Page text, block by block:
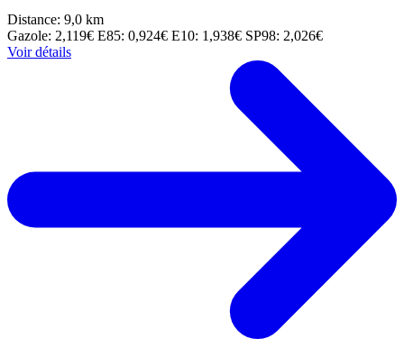
Distance: 9,0 km
Gazole: 2,119€ E85: 0,924€ E10: 1,938€ SP98: 2,026€
Voir détails